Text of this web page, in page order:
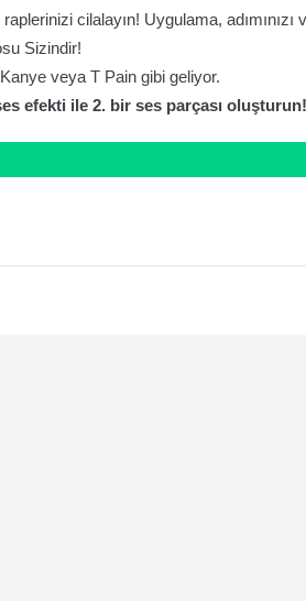
cilalayın! Uygulama, adımınızı
Sizindir!
veya T Pain gibi geliyor.
efekti ile 2. bir ses parçası